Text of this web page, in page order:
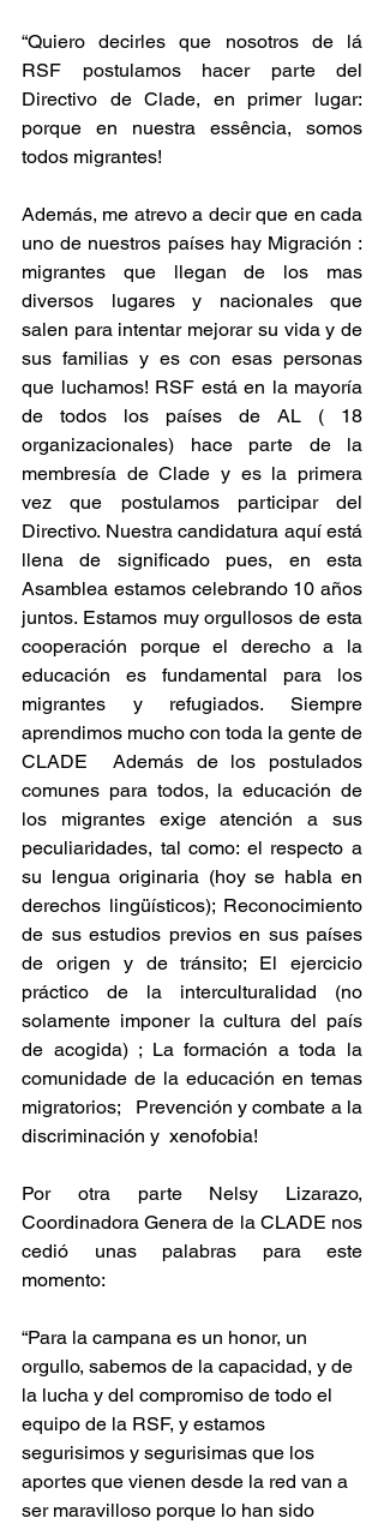
“Quiero decirles que nosotros de lá
RSF postulamos hacer parte del
Directivo de Clade, en primer lugar:
porque en nuestra essência, somos
todos migrantes!
Además, me atrevo a decir que en cada
uno de nuestros países hay Migración :
migrantes que llegan de los mas
diversos lugares y nacionales que
salen para intentar mejorar su vida y de
sus familias y es con esas personas
que luchamos! RSF está en la mayoría
de todos los países de AL ( 18
organizacionales) hace parte de la
membresía de Clade y es la primera
vez que postulamos participar del
Directivo. Nuestra candidatura aquí está
llena de significado pues, en esta
Asamblea estamos celebrando 10 años
juntos. Estamos muy orgullosos de esta
cooperación porque el derecho a la
educación es fundamental para los
migrantes y refugiados. Siempre
aprendimos mucho con toda la gente de
CLADE  Además de los postulados
comunes para todos, la educación de
los migrantes exige atención a sus
peculiaridades, tal como: el respecto a
su lengua originaria (hoy se habla en
derechos lingüísticos); Reconocimiento
de sus estudios previos en sus países
de origen y de tránsito; El ejercicio
práctico de la interculturalidad (no
solamente imponer la cultura del país
de acogida) ; La formación a toda la
comunidade de la educación en temas
migratorios;   Prevención y combate a la
discriminación y  xenofobia!
Por otra parte Nelsy Lizarazo,
Coordinadora Genera de la CLADE nos
cedió unas palabras para este
momento:
“Para la campana es un honor, un
orgullo, sabemos de la capacidad, y de
la lucha y del compromiso de todo el
equipo de la RSF, y estamos
segurisimos y segurisimas que los
aportes que vienen desde la red van a
ser maravilloso porque lo han sido